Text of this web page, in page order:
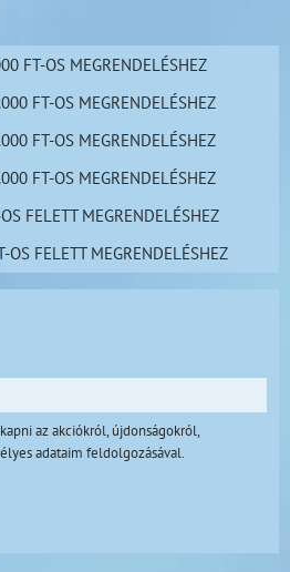
FT-OS MEGRENDELÉSHEZ
FT-OS MEGRENDELÉSHEZ
FT-OS MEGRENDELÉSHEZ
FT-OS MEGRENDELÉSHEZ
FELETT MEGRENDELÉSHEZ
FELETT MEGRENDELÉSHEZ
az akciókról, újdonságokról,
adataim feldolgozásával.